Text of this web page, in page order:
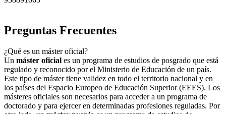
Preguntas Frecuentes
¿Qué es un máster oficial?
Un máster oficial es un programa de estudios de posgrado que está
regulado y reconocido por el Ministerio de Educación de un país.
Este tipo de máster tiene validez en todo el territorio nacional y en
los países del Espacio Europeo de Educación Superior (EEES). Los
másteres oficiales son necesarios para acceder a un programa de
doctorado y para ejercer en determinadas profesiones reguladas. Por